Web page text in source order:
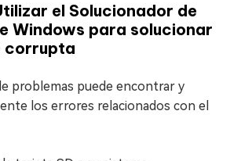
el Solucionador de
Windows para solucionar
corrupta
problemas puede encontrar y
los errores relacionados con el